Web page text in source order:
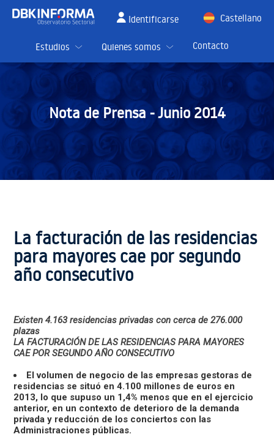
Identificarse
Castellano
Estudios
Quienes somos Contacto
Nota de Prensa -Junio 2014
La facturación de las residencias
para mayores cae por segundo
año consecutivo
Existen 4.163 residencias privadas con cerca de 276.000
plazas
LA FACTURACIÓN DE LAS RESIDENCIAS PARA MAYORES
CAE POR SEGUNDO AÑO CONSECUTIVO
El volumen de negocio de las empresas gestoras de
residencias se situó en 4.100 millones de euros en
2013, lo que supuso un 1,4% menos que en el ejercicio
anterior, en un contexto de deterioro de la demanda
privada y reducción de los conciertos con las
Administraciones públicas.